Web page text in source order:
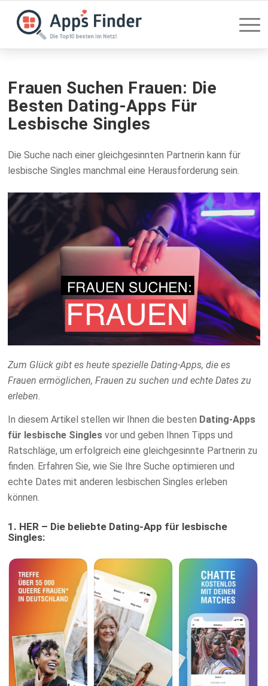
Frauen Suchen Frauen: Die
Besten Dating-Apps Für
Lesbische Singles
Die Suche nach einer gleichgesinnten Partnerin kann für
lesbische Singles manchmal eine Herausforderung sein.
Zum Glück gibt es heute spezielle Dating-Apps, die es
Frauen ermöglichen, Frauen zu suchen und echte Dates zu
erleben.
In diesem Artikel stellen wir Ihnen die besten Dating-Apps
für lesbische Singles vor und geben Ihnen Tipps und
Ratschläge, um erfolgreich eine gleichgesinnte Partnerin zu
finden. Erfahren Sie, wie Sie Ihre Suche optimieren und
echte Dates mit anderen lesbischen Singles erleben
können.
1. HER – Die beliebte Dating-App für lesbische
Singles: